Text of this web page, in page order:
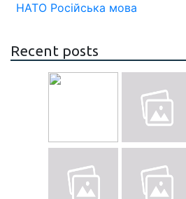
НАТО Російська мова
Recent posts